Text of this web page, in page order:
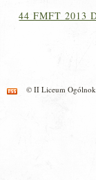
44 FMFT 2013
© II Liceum